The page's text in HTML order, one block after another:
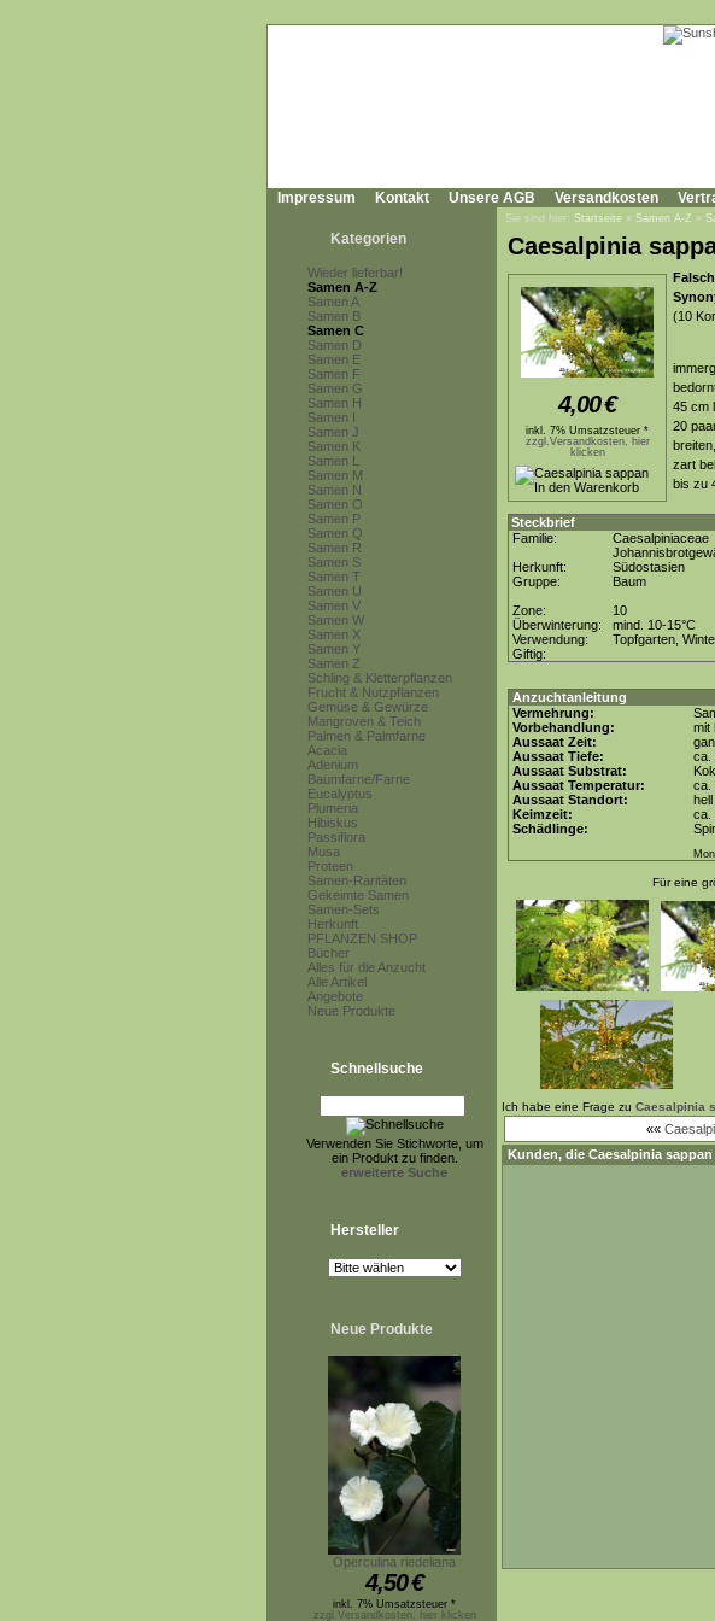
Impressum Kontakt Unsere AGB Versandkosten
Kategorien
Wieder lieferbar!
Samen A-Z
Samen A
Samen B
Samen C
Samen D
Samen E
Samen F
Samen G
Samen H
Samen I
Samen J
Samen K
Samen L
Samen M
Samen N
Samen O
Samen P
Samen Q
Samen R
Samen S
Samen T
Samen U
Samen V
Samen W
Samen X
Samen Y
Samen Z
Schling & Kletterpflanzen
Frucht & Nutzpflanzen
Gemüse & Gewürze
Mangroven & Teich
Palmen & Palmfarne
Acacia
Adenium
Baumfarne/Farne
Eucalyptus
Plumeria
Hibiskus
Passiflora
Musa
Proteen
Samen-Raritäten
Gekeimte Samen
Samen-Sets
Herkunft
PFLANZEN SHOP
Bücher
Alles für die Anzucht
Alle Artikel
Angebote
Neue Produkte
Schnellsuche
Verwenden Sie Stichworte, um
ein Produkt zu finden.
erweiterte Suche
Hersteller
Neue Produkte
Operculina riedeliana
4,50€
inkl. 7% Umsatzsteuer *
zzgl.Versandkosten, hier klicken
Sie sind hier: Startseite » Samen A-Z »
Caesalpinia
4,00€
inkl. 7% Umsatzsteuer *
zzgl.Versandkosten, hier
klicken
(10
45 cm
20
zart
bis zu
Steckbrief
Familie:
Caesalpiniaceae
Herkunft:
Südostasien
Gruppe:
Baum
Zone:
10
Überwinterung:
mind. 10-15°C
Verwendung:
Topfgarten,
Giftig:
Anzuchtanleitung
Vermehrung:
Vorbehandlung:
mit
Aussaat Zeit:
Aussaat Tiefe:
ca.
Aussaat Substrat:
Aussaat Temperatur:
ca.
Aussaat Standort:
Keimzeit:
ca.
Schädlinge:
Für eine
Ich habe eine Frage zu Caesalpinia
««
Kunden, die Caesalpinia sappan